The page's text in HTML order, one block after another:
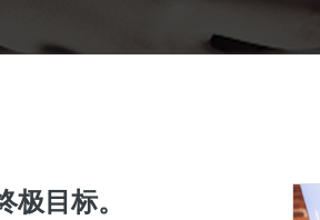
目标。